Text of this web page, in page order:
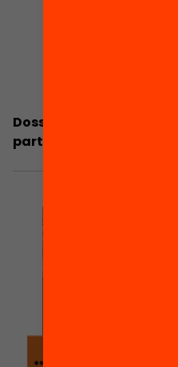
Dossier de premsa:
participació de les